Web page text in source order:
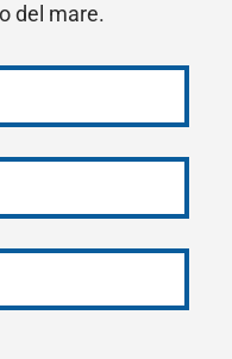
del mare.